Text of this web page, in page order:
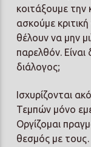
κοιτάξουμε
ασκούμε
θέλουν να μην
παρελθόν. Είναι
διάλογος;
Ισχυρίζονται
Τεμπών μόνο
Οργίζομαι
θεσμός με